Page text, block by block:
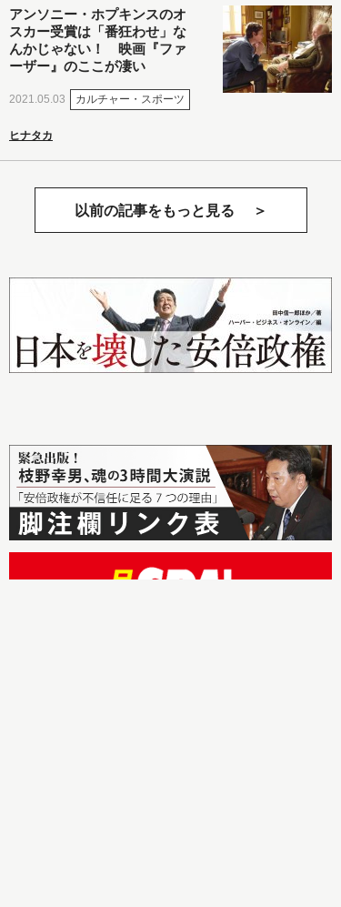
アンソニー・ホプキンスのオ
スカー受賞は「番狂わせ」な
んかじゃない！ 映画『ファ
ーザー』のここが凄い
2021.05.03 カルチャー・スポーツ
ヒナタカ
以前の記事をもっと見る